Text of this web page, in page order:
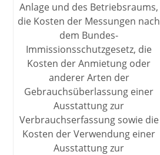
Anlage und des Betriebsraums,
die Kosten der Messungen nach
dem Bundes-
Immissionsschutzgesetz, die
Kosten der Anmietung oder
anderer Arten der
Gebrauchsüberlassung einer
Ausstattung zur
Verbrauchserfassung sowie die
Kosten der Verwendung einer
Ausstattung zur